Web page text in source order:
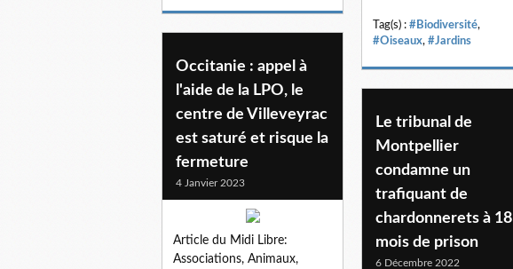
Tag(s) : #Biodiversité,
#Oiseaux, #Jardins
Occitanie : appel à
l'aide de la LPO, le
centre de Villeveyrac
est saturé et risque la
fermeture
4 Janvier 2023
Article du Midi Libre:
Associations, Animaux,
Le tribunal de
Montpellier
condamne un
trafiquant de
chardonnerets à 18
mois de prison
6 Décembre 2022